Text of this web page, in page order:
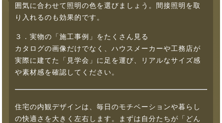
囲気に合わせて照明の色を選びましょう。間接照明を取
り入れるのも効果的です。
３．実物の「施工事例」をたくさん見る
カタログの画像だけでなく、ハウスメーカーや工務店が
実際に建てた「見学会」に足を運び、リアルなサイズ感
や素材感を確認してください。
住宅の内観デザインは、毎日のモチベーションや暮らし
の快適さを大きく左右します。まずは自分たちが「どん